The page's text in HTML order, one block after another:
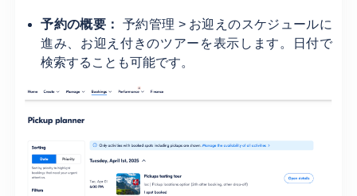
予約の概要：
予約管理 > お迎えのスケジュールに
進み、お迎え付きのツアーを表示します。日付で
検索することも可能です。